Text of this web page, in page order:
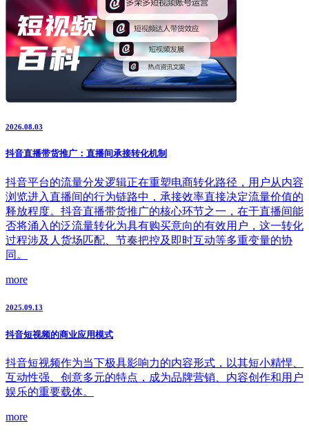
2026.08.03
抖音直播带货推广：直播间承接转化机制
抖音平台的流量分发逻辑正在重塑电商转化路径，用户从内容
浏览进入直播间的行为链路中，承接效率直接决定流量价值的
释放程度。抖音直播带货推广的核心环节之一，在于直播间能
否将涌入的泛流量转化为具有购买意向的有效用户，这一转化
过程涉及人货场匹配、节奏把控及即时互动等多重变量的协
同。
more
2025.09.13
抖音短视频的商业应用模式
抖音短视频作为当下极具影响力的内容形式，以其短小精悍、
互动性强、创意多元的特点，成为品牌营销、内容创作和用户
娱乐的重要载体。
more